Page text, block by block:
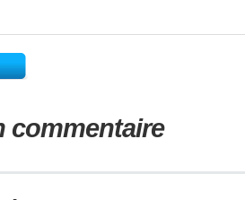
commentaire